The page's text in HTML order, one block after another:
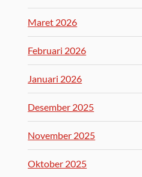
Maret 2026
Februari 2026
Januari 2026
Desember 2025
November 2025
Oktober 2025